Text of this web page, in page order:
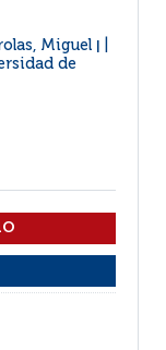
Miguel
de